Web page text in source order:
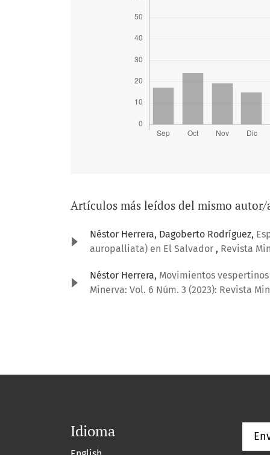
Artículos más leídos del mismo autor/
Néstor Herrera, Dagoberto Rodríguez,
auropalliata) en El Salvador , Revista
Néstor Herrera, Movimientos
Minerva: Vol. 6 Núm. 3 (2023): Revista
Idioma